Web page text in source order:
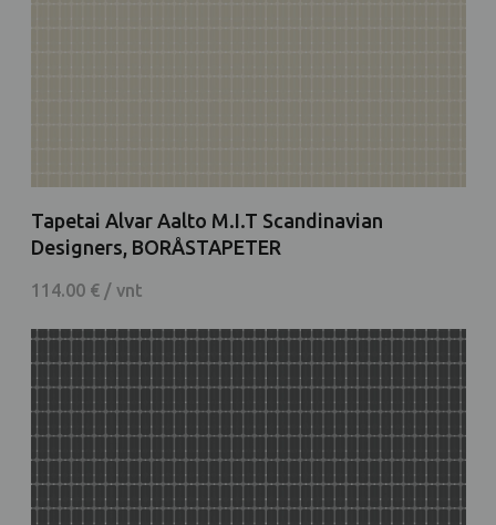
Tapetai Alvar Aalto M.I.T Scandinavian
Designers, BORÅSTAPETER
114.00 € / vnt